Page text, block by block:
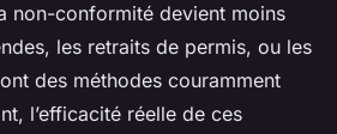
non-conformité devient moins
les retraits de permis, ou les
des méthodes couramment
l’efficacité réelle de ces